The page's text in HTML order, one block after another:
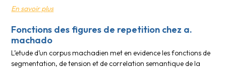
En savoir plus
Fonctions des figures de repetition chez a.
machado
L’etude d’un corpus machadien met en evidence les fonctions de
segmentation, de tension et de correlation semantique de la